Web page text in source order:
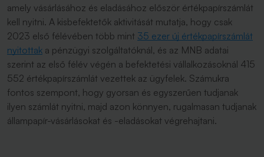
amely vásárlásához és eladásához először értékpapírszámlát
kell nyitni. A kisbefektetők aktivitását mutatja, hogy csak
2023 első félévében több mint 35 ezer új értékpapírszámlát
nyitottak a pénzügyi szolgáltatóknál, és az MNB adatai
szerint az első félév végén a befektetési vállalkozásoknál 415
552 értékpapírszámlát vezettek az ügyfelek. Számukra
fontos szempont, hogy gyorsan és egyszerűen tudjanak
ilyen számlát nyitni, majd azon könnyen, rugalmasan tudjanak
állampapír-vásárlásokat és -eladásokat végrehajtani.